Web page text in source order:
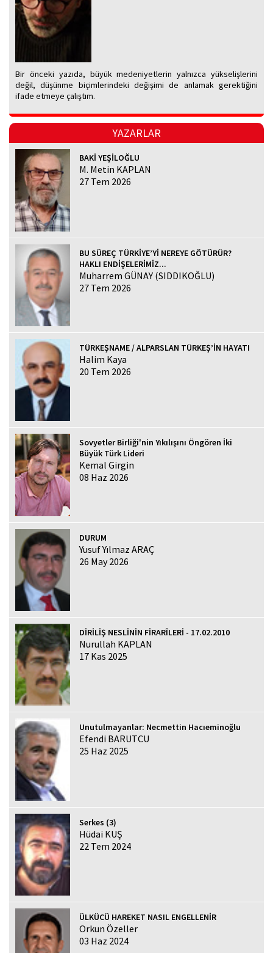
Bir önceki yazıda, büyük medeniyetlerin yalnızca yükselişlerini
değil, düşünme biçimlerindeki değişimi de anlamak gerektiğini
ifade etmeye çalıştım.
YAZARLAR
BAKİ YEŞİLOĞLU
M. Metin KAPLAN
27 Tem 2026
BU SÜREÇ TÜRKİYE’Yİ NEREYE GÖTÜRÜR?
HAKLI ENDİŞELERİMİZ...
Muharrem GÜNAY (SIDDIKOĞLU)
27 Tem 2026
TÜRKEŞNAME / ALPARSLAN TÜRKEŞ’İN HAYATI
Halim Kaya
20 Tem 2026
Sovyetler Birliği'nin Yıkılışını Öngören İki
Büyük Türk Lideri
Kemal Girgin
08 Haz 2026
DURUM
Yusuf Yılmaz ARAÇ
26 May 2026
DİRİLİŞ NESLİNİN FİRARÎLERİ - 17.02.2010
Nurullah KAPLAN
17 Kas 2025
Unutulmayanlar: Necmettin Hacıeminoğlu
Efendi BARUTCU
25 Haz 2025
Serkes (3)
Hüdai KUŞ
22 Tem 2024
ÜLKÜCÜ HAREKET NASIL ENGELLENİR
Orkun Özeller
03 Haz 2024